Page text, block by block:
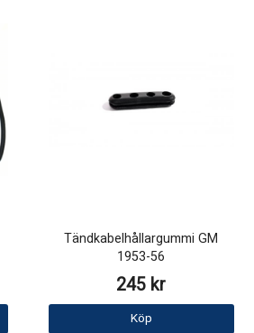
Tändkabelhållargummi GM
1953-56
245 kr
Köp